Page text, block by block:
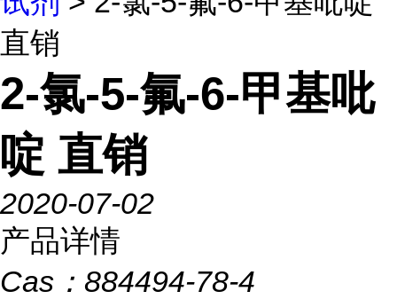
直销
2-氯-5-氟-6-甲基吡
啶 直销
2020-07-02
产品详情
Cas： 884494-78-4